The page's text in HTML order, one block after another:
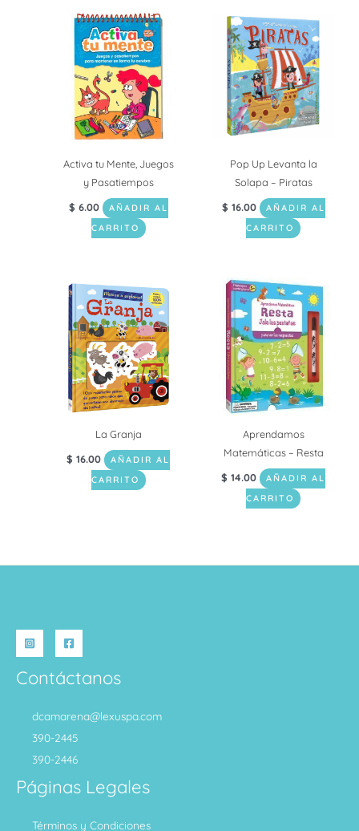
Activa tu Mente, Juegos
y Pasatiempos
$ 6.00
AÑADIR AL
CARRITO
Pop Up Levanta la
Solapa – Piratas
$ 16.00
AÑADIR AL
CARRITO
La Granja
$ 16.00
AÑADIR AL
CARRITO
Aprendamos
Matemáticas – Resta
$ 14.00
AÑADIR AL
CARRITO
Contáctanos
dcamarena@lexuspa.com
390-2445
390-2446
Páginas Legales
Términos y Condiciones